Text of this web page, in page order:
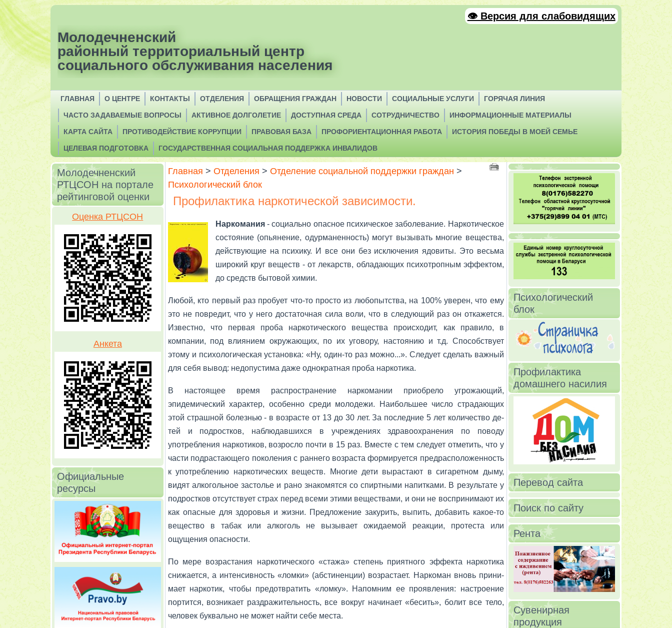
Молодечненский
районный территориальный центр
социального обслуживания населения
👁 Версия для слабовидящих
ГЛАВНАЯ О ЦЕНТРЕ КОНТАКТЫ ОТДЕЛЕНИЯ ОБРАЩЕНИЯ ГРАЖДАН НОВОСТИ СОЦИАЛЬНЫЕ УСЛУГИ ГОРЯЧАЯ ЛИНИЯ
ЧАСТО ЗАДАВАЕМЫЕ ВОПРОСЫ АКТИВНОЕ ДОЛГОЛЕТИЕ ДОСТУПНАЯ СРЕДА СОТРУДНИЧЕСТВО ИНФОРМАЦИОННЫЕ МАТЕРИАЛЫ
КАРТА САЙТА ПРОТИВОДЕЙСТВИЕ КОРРУПЦИИ ПРАВОВАЯ БАЗА ПРОФОРИЕНТАЦИОННАЯ РАБОТА ИСТОРИЯ ПОБЕДЫ В МОЕЙ СЕМЬЕ
ЦЕЛЕВАЯ ПОДГОТОВКА ГОСУДАРСТВЕННАЯ СОЦИАЛЬНАЯ ПОДДЕРЖКА ИНВАЛИДОВ
Молодечненский
РТЦСОН на портале
рейтинговой оценки
Оценка РТЦСОН
Анкета
Официальные
ресурсы
Главная > Отделения > Отделение социальной поддержки граждан >
Психологический блок
Профилактика наркотической зависимости.
Наркомания- социально опасное психическое заболева­ние. Наркотическое
состояние (опьянение, одурманенность) могут вызывать многие вещества,
действующие на психику. И все они без исключения ядовиты. Это весьма
широкий круг веществ - от лекарств, обладающих психотропным эффек­том,
до средств бытовой химии.
Любой, кто первый раз пробует что-то про­сто из любопытства, на 100% уверен, что ему
это не повредит, что у него достаточная сила воли, что в следующий раз он от­кажется.
Известно, что первая проба наркотического вещества про­исходит, как правило, в
компании, под влиянием окружаю­щих, по их уговору, настоянию и т.д. Способствует
этому и психологическая установка: «Ну, один-то раз мож­но...». Следует сделать важный
для себя вывод: недопустима да­же однократная проба наркотика.
В настоящее время распространение наркомании приоб­рело угрожающий,
эпидемический характер, особенно среди молодежи. Наибольшее число страдающих
этой страшной болезнью - в возрасте от 13 до 30 лет. За последние 5 лет количество де­
тей и подростков, наблюдавшихся в учреждениях здравоо­хранения по поводу
употребления наркотиков, возросло поч­ти в 15 раз. Вместе с тем следует отметить, что у
части подрастающего поколения с раннего возраста формируется предрасполо­женность
к употреблению наркотических веществ. Многие дети вырастают в сигаретном дыму,
видят алкогольное засто­лье и рано знакомятся со спиртными напитками. В ре­зультате у
подростков отсутствует страх перед всеми этими веществами, и они не воспринимают их
как опасные для здо­ровья и жизни. Предложение закурить, выпить, добавить ка­кое-то
вещество в табак или алкоголь не вызывает ожидае­мой реакции, протеста или
ощущения опасности.
По мере возрастания наркотического «стажа» степень приятного эффекта наркотика
снижается, а интенсивность «ломки» (абстиненции) возрастает. Наркоман вновь прини­
мает наркотик, чтобы предотвратить «ломку». Напомним ее проявления: настроение
портится, возникает раздражитель­ность, все вокруг начинает «бесить», болит все тело,
человек буквально не может найти себе места.
Психологический
блок
Профилактика
домашнего насилия
Перевод сайта
Поиск по сайту
Рента
Сувенирная
продукция